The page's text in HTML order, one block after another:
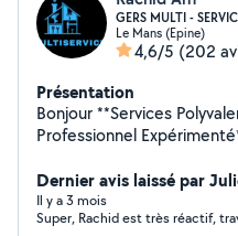
GERS MULTI -
Le Mans (Epine)
4,6/5 (202
Présentation
Bonjour **Services Polyvalents en Bâtiment et Bricolage
Professionnel Expérimenté** Je propose mes
que ce soit pour des
des petits travaux du quotidien. - Peinture &
Finitions impeccables pour vos murs et plafonds. -
Dernier avis laissé par
Il y a 3 mois
Super, Rachid est très